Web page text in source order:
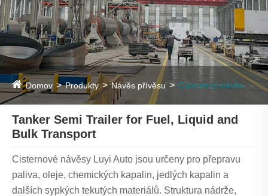
Domov Produkty Návěs přívěsu Cisternový návěs
Tanker Semi Trailer for Fuel, Liquid and
Bulk Transport
Cisternové návěsy Luyi Auto jsou určeny pro přepravu
paliva, oleje, chemických kapalin, jedlých kapalin a
dalších sypkých tekutých materiálů. Struktura nádrže,